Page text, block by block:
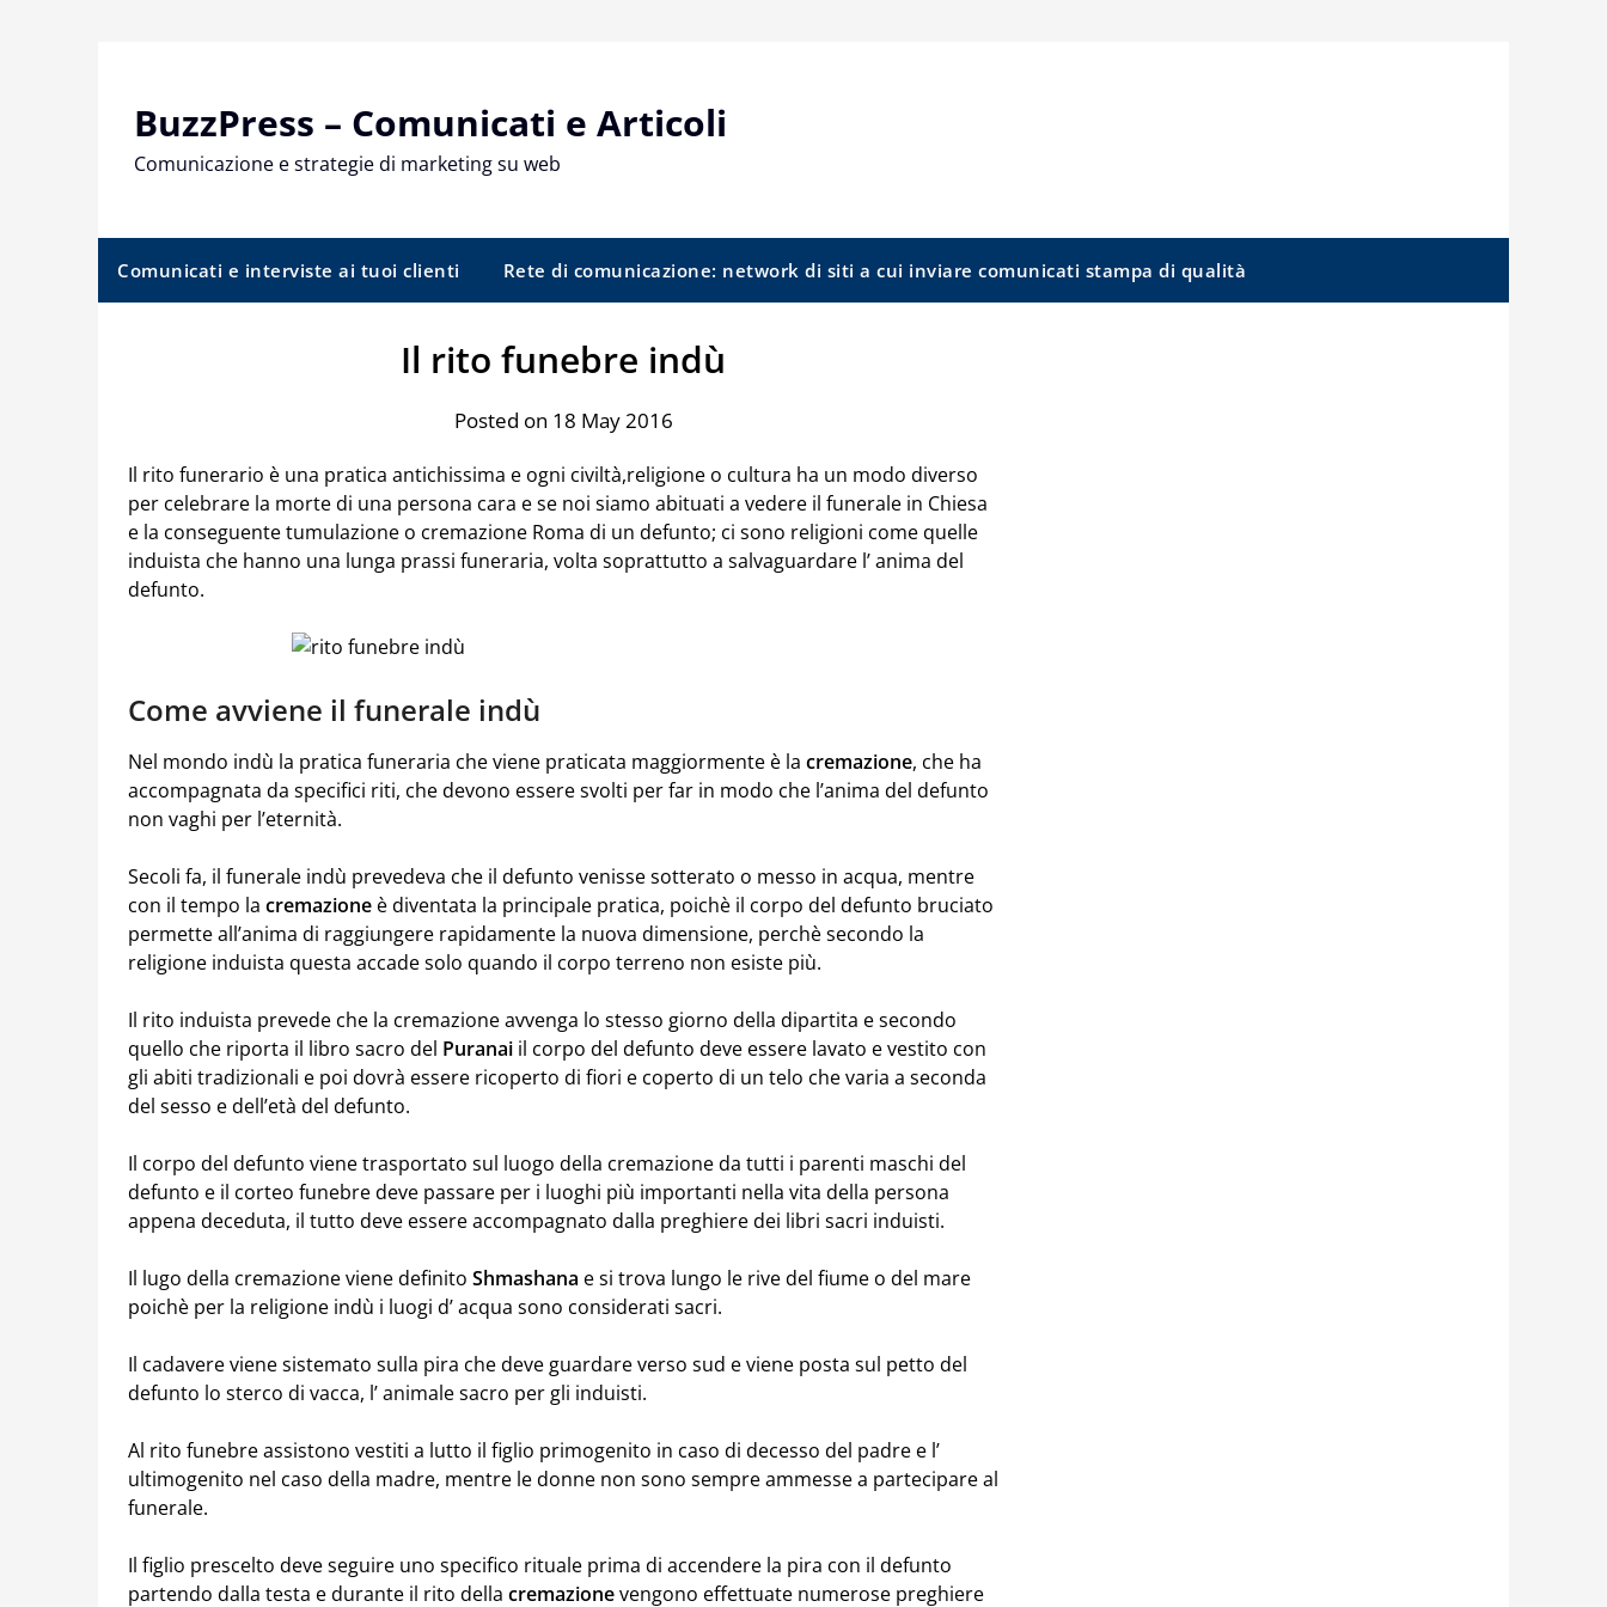
BuzzPress – Comunicati e Articoli
Comunicazione e strategie di marketing su web
Comunicati e interviste ai tuoi clienti Rete di comunicazione: network di siti a cui inviare comunicati stampa di qualità
Il rito funebre indù
Posted on 18 May 2016
Il rito funerario è una pratica antichissima e ogni civiltà,religione o cultura ha un modo diverso
per celebrare la morte di una persona cara e se noi siamo abituati a vedere il funerale in Chiesa
e la conseguente tumulazione o cremazione Roma di un defunto; ci sono religioni come quelle
induista che hanno una lunga prassi funeraria, volta soprattutto a salvaguardare l’ anima del
defunto.
Come avviene il funerale indù
Nel mondo indù la pratica funeraria che viene praticata maggiormente è la cremazione, che ha
accompagnata da specifici riti, che devono essere svolti per far in modo che l’anima del defunto
non vaghi per l’eternità.
Secoli fa, il funerale indù prevedeva che il defunto venisse sotterato o messo in acqua, mentre
con il tempo la cremazione è diventata la principale pratica, poichè il corpo del defunto bruciato
permette all’anima di raggiungere rapidamente la nuova dimensione, perchè secondo la
religione induista questa accade solo quando il corpo terreno non esiste più.
Il rito induista prevede che la cremazione avvenga lo stesso giorno della dipartita e secondo
quello che riporta il libro sacro del Puranai il corpo del defunto deve essere lavato e vestito con
gli abiti tradizionali e poi dovrà essere ricoperto di fiori e coperto di un telo che varia a seconda
del sesso e dell’età del defunto.
Il corpo del defunto viene trasportato sul luogo della cremazione da tutti i parenti maschi del
defunto e il corteo funebre deve passare per i luoghi più importanti nella vita della persona
appena deceduta, il tutto deve essere accompagnato dalla preghiere dei libri sacri induisti.
Il lugo della cremazione viene definito Shmashana e si trova lungo le rive del fiume o del mare
poichè per la religione indù i luogi d’ acqua sono considerati sacri.
Il cadavere viene sistemato sulla pira che deve guardare verso sud e viene posta sul petto del
defunto lo sterco di vacca, l’ animale sacro per gli induisti.
Al rito funebre assistono vestiti a lutto il figlio primogenito in caso di decesso del padre e l’
ultimogenito nel caso della madre, mentre le donne non sono sempre ammesse a partecipare al
funerale.
Il figlio prescelto deve seguire uno specifico rituale prima di accendere la pira con il defunto
partendo dalla testa e durante il rito della cremazionevengono effettuate numerose preghiere